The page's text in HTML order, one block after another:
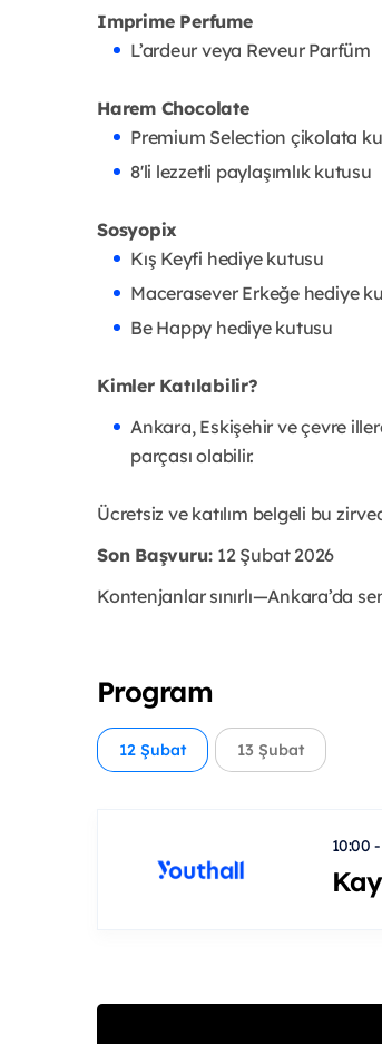
Imprime Perfume
L’ardeur veya Reveur Parfüm
Harem Chocolate
Premium Selection çikolata
8'li lezzetli paylaşımlık kutusu
Sosyopix
Kış Keyfi hediye kutusu
Macerasever Erkeğe hediye
Be Happy hediye kutusu
Kimler Katılabilir?
Ankara, Eskişehir ve çevre
parçası olabilir.
Ücretsiz ve katılım belgeli bu
Son Başvuru: 12 Şubat 2026
Kontenjanlar sınırlı—Ankara’da
Program
12 Şubat 13 Şubat
10:00